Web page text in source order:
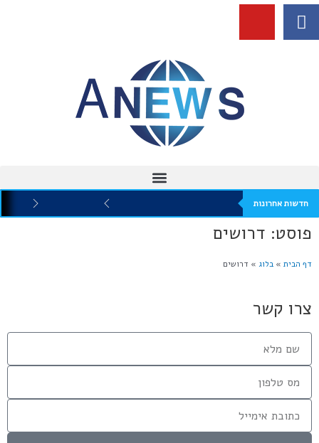
חדשות אחרונות
פוסט: דרושים
דף הבית » בלוג » דרושים
צרו קשר